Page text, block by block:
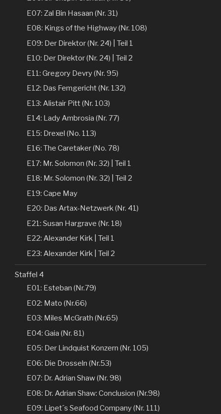
E07: Zal Bin Hasaan (Nr. 31)
E08: Kings of the Highway (Nr. 108)
E09: Der Direktor (Nr. 24) | Teil 1
E10: Der Direktor (Nr. 24) | Teil 2
E11: Gregory Devry (Nr. 95)
E12: Das Femgericht (Nr. 132)
E13: Alistair Pitt (Nr. 103)
E14: Lady Ambrosia (Nr. 77)
E15: Drexel (No. 113)
E16: The Caretaker (No. 78)
E17: Mr. Solomon (Nr. 32) | Teil 1
E18: Mr. Solomon (Nr. 32) | Teil 2
E19: Cape May
E20: Das Artax-Netzwerk (Nr. 41)
E21: Susan Hargrave (Nr. 18)
E22: Alexander Kirk | Teil 1
E23: Alexander Kirk | Teil 2
Staffel 4
E01: Esteban (Nr.79)
E02: Mato (Nr.66)
E03: Miles McGrath (Nr.65)
E04: Gaia (Nr. 81)
E05: Der Lindquist Konzern (Nr. 105)
E06: Die Drosseln (Nr.53)
E07: Dr. Adrian Shaw (Nr. 98)
E08: Dr. Adrian Shaw: Conclusion (Nr.98)
E09: Lipet´s Seafood Company (Nr. 111)